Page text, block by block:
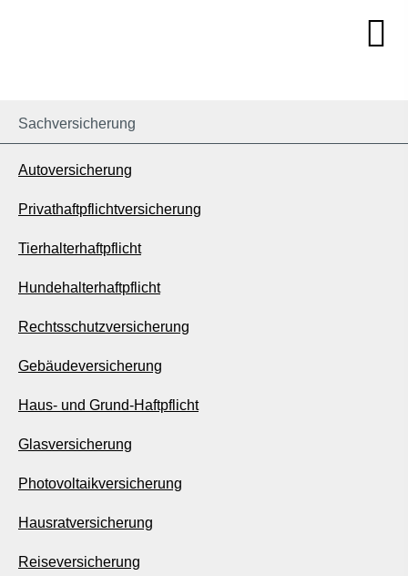
Sachversicherung
Auto­ver­si­che­rung
Privathaftpflichtversicherung
Tierhalterhaftpflicht
Hunde­halter­haft­pflicht
Rechts­schutz­ver­si­che­rung
Ge­bäude­ver­si­che­rung
Haus- und Grund-Haft­pflicht
Glasversicherung
Photo­voltaik­ver­si­che­rung
Haus­rat­ver­si­che­rung
Reiseversicherung